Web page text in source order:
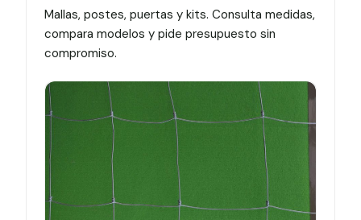
Mallas, postes, puertas y kits. Consulta medidas,
compara modelos y pide presupuesto sin
compromiso.